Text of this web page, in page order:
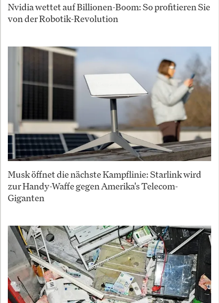
Nvidia wettet auf Billionen-Boom: So profitieren Sie
von der Robotik-Revolution
Musk öffnet die nächste Kampflinie: Starlink wird
zur Handy-Waffe gegen Amerika's Telecom-
Giganten